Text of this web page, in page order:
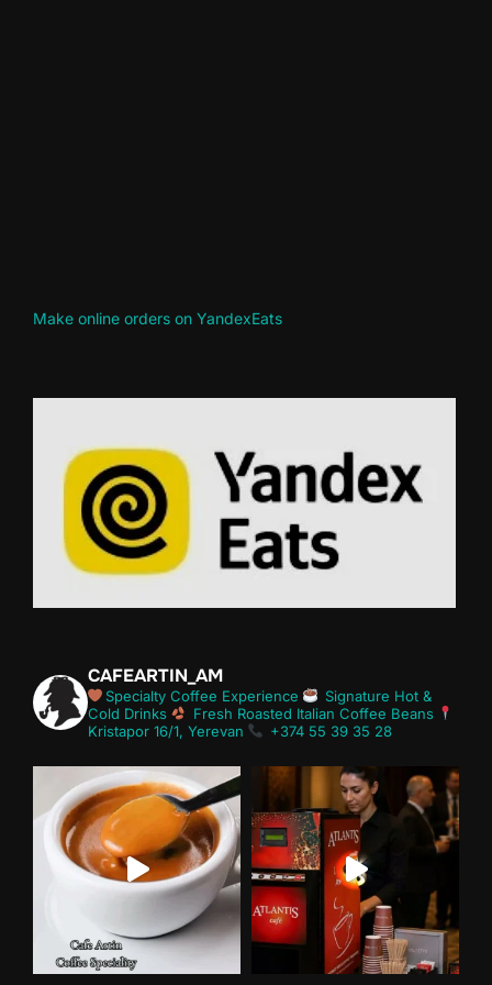
Make online orders on YandexEats
CAFEARTIN_AM
Specialty Coffee Experience
Signature Hot &
Cold Drinks
Fresh Roasted Italian Coffee Beans
Kristapor 16/1, Yerevan
+374 55 39 35 28